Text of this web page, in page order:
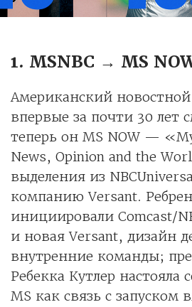
1. MSNBC → MS
Американский новостной
впервые за почти 30 лет
теперь он MS NOW —
News, Opinion and the
выделения из
компанию Versant.
инициировали Comcast/
и новая Versant, дизайн
внутренние команды;
Ребекка Кутлер настояла
MS как связь с запуском